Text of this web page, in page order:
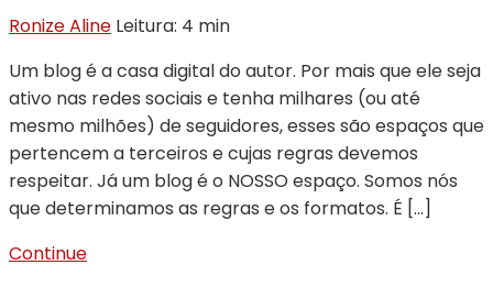
Ronize Aline Leitura: 4 min
Um blog é a casa digital do autor. Por mais que ele seja
ativo nas redes sociais e tenha milhares (ou até
mesmo milhões) de seguidores, esses são espaços que
pertencem a terceiros e cujas regras devemos
respeitar. Já um blog é o NOSSO espaço. Somos nós
que determinamos as regras e os formatos. É […]
Continue